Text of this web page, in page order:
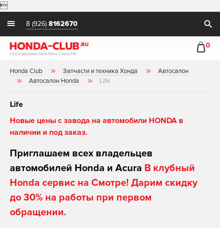

8 (926) 8162670
0
Honda Club Запчасти и техника Хонда
Автосалон
Автосалон Honda
Life
Life
Новые цены с завода на автомобили HONDA в
наличии и под заказ.
Приглашаем всех владельцев
автомобилей Honda и Acura В клубный
Honda сервис на Смотре! Дарим скидку
до 30% на работы при первом
обращении.